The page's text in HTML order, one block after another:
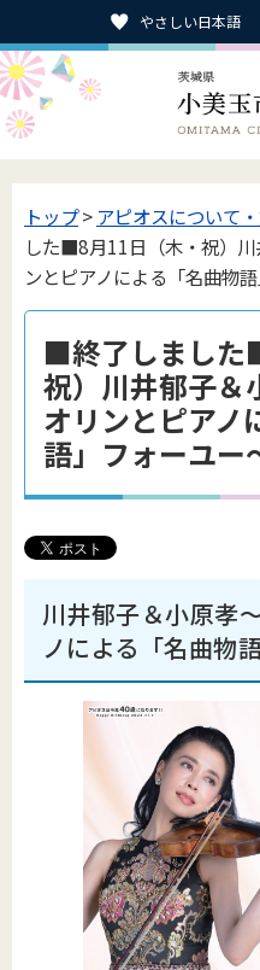
やさしい日本語
トップ> アピオスについて
した■8月11日（木・祝）
ンとピアノによる「名曲物
■終了しました
祝）川井郁子
オリンとピアノ
語」フォーユー
川井郁子＆小原孝
ノによる「名曲物